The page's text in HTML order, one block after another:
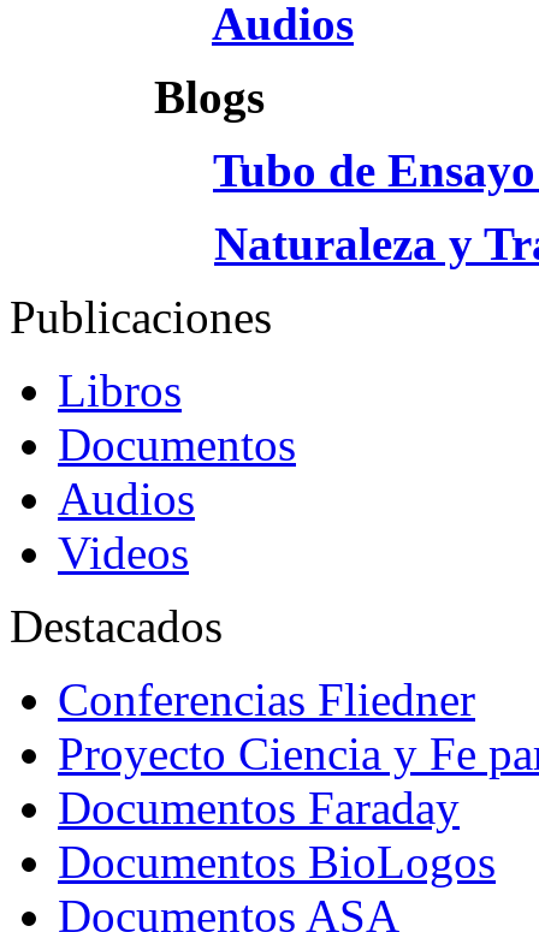
Audios
Blogs
Tubo de
Naturaleza y
Publicaciones
Libros
Documentos
Audios
Videos
Destacados
Conferencias Fliedner
Proyecto Ciencia y Fe
Documentos Faraday
Documentos BioLogos
Documentos ASA